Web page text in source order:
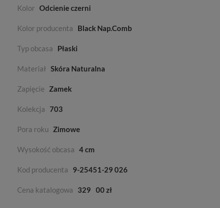
Kolor Odcienie czerni
Kolor producenta Black Nap.Comb
Typ obcasa Płaski
Materiał Skóra Naturalna
Zapięcie Zamek
Kolekcja 703
Pora roku Zimowe
Wysokość obcasa 4 cm
Kod producenta 9-25451-29 026
Cena katalogowa 329 00 zł